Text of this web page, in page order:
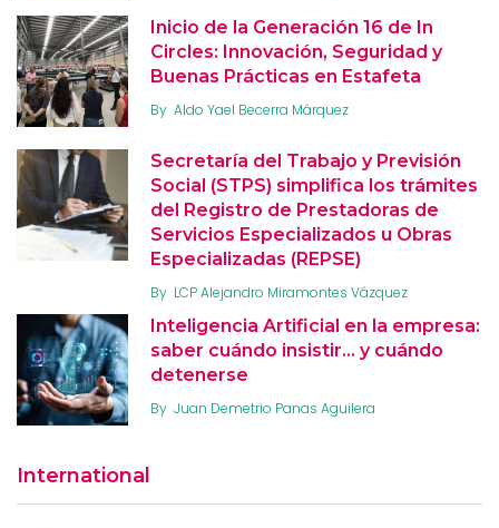
Inicio de la Generación 16 de In
Circles: Innovación, Seguridad y
Buenas Prácticas en Estafeta
By Aldo Yael Becerra Márquez
Secretaría del Trabajo y Previsión
Social (STPS) simplifica los trámites
del Registro de Prestadoras de
Servicios Especializados u Obras
Especializadas (REPSE)
By LCP Alejandro Miramontes Vázquez
Inteligencia Artificial en la empresa:
saber cuándo insistir… y cuándo
detenerse
By Juan Demetrio Panas Aguilera
International